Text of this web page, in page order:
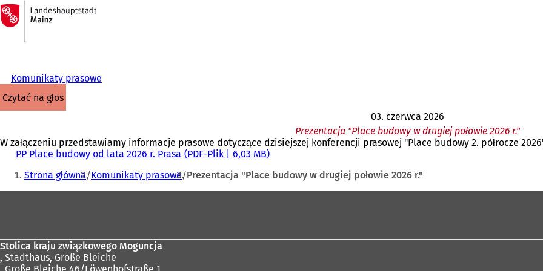
Przejdź do treści
Do
strony
głównej
Komunikaty prasowe
czytać na głos
03. czerwca 2026
Prezentacja "Place budowy w drugiej połowie 2026 r."
W załączeniu przedstawiamy informacje prasowe dotyczące dzisiejszej konferencji prasowej "Place budowy 2. półrocze
PP Place budowy od lata 2026 r. Prasa
PDF-Plik 6,03 MB
Jesteś
tutaj:
Strona główna Komunikaty prasowe Prezentacja "Place budowy w drugiej połowie 2026 r."
Stolica kraju związkowego Moguncja
, Stadthaus, Große Bleiche